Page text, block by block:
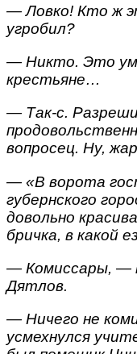
— Ловко! Кто ж
угробил?
— Никто. Это
крестьяне…
— Так-с.
вопросец. Ну,
— «В ворота
губернского
довольно
бричка, в какой
— Комиссары, —
Дятлов.
— Ничего не
усмехнулся